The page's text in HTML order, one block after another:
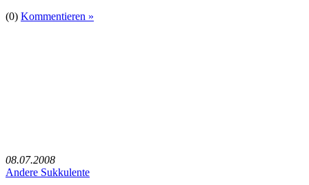
(0) Kommentieren »
08.07.2008
Andere Sukkulente